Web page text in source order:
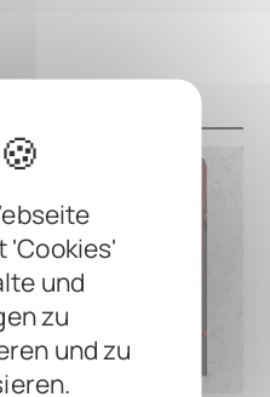
'Cookies'
und
zu
und zu